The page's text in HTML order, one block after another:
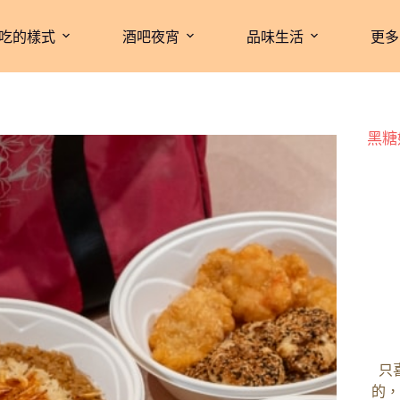
的樣式 酒吧夜宵 品味生活 更多
黑
只
的